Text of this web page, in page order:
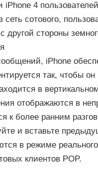
4
сотового,
другой стороны
iPhone
так, чтобы
в
отображаются в
к более ранним
и вставьте
в режиме
клиентов POP.